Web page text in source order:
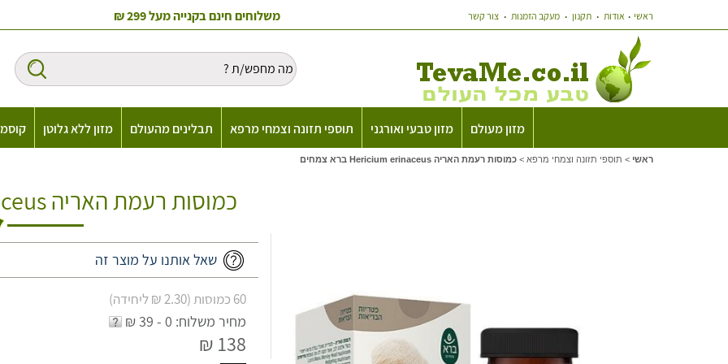
ראשי אודות תקנון מעקב הזמנות צור קשר משלוחים חינם בקנייה מעל 299 ₪
מזון מעולם מזון טבעי ואורגני תוספי תזונה וצמחי מרפא תבלינים מהעולם מזון ללא גלוטן
ראשי > תוספי תזונה וצמחי מרפא > כמוסות רעמת האריה Hericium erinaceus ברא צמחים
כמוסות רעמת האריה Hericium erinaceus ברא צמחים
שאל אותנו על מוצר זה
60 כמוסות (2.30 ₪ ליחידה)
מחיר משלוח: 0 - 39 ₪
138 ₪